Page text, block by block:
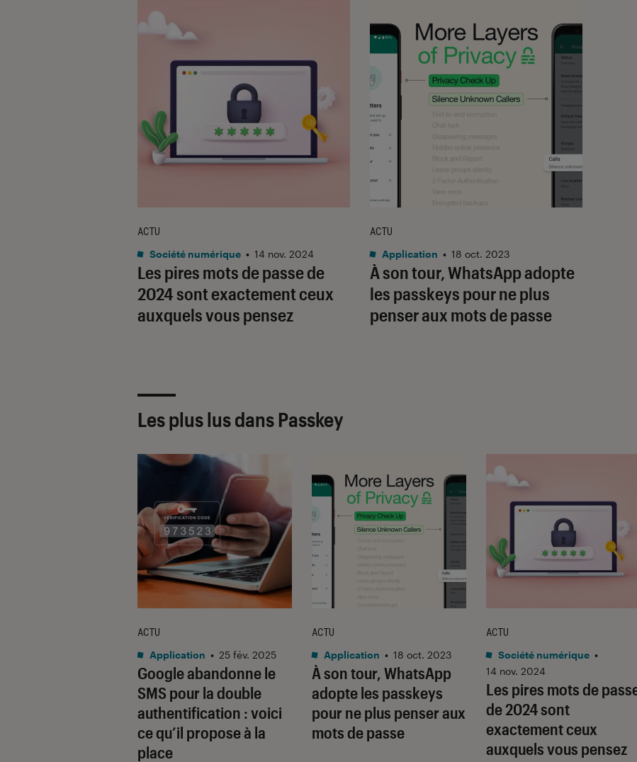
Les pires mots de passe de
2024 sont exactement ceux
auxquels vous pensez
ACTU
Société numérique • 14 nov. 2024
À son tour, WhatsApp adopte
les passkeys pour ne plus
penser aux mots de passe
ACTU
Application • 18 oct. 2023
Les plus lus dans Passkey
Google abandonne le
SMS pour la double
authentification : voici
ce qu’il propose à la
place
ACTU
Application • 25 fév. 2025
À son tour, WhatsApp
adopte les passkeys
pour ne plus penser aux
mots de passe
ACTU
Application • 18 oct. 2023
Les pires mots de
de 2024 sont
exactement ceux
auxquels vous pensez
ACTU
Société numérique •
14 nov. 2024